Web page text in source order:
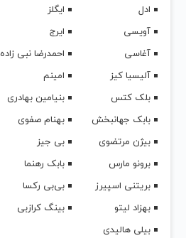
ادل
ایگلز
آویسی
ایرج
آغاسی
احمدرضا نبی زاده
آلیسیا کیز
امینم
بلک کتس
بنیامین بهادری
بابک جهانبخش
بهنام صفوی
بیژن مرتضوی
بی جیز
برونو مارس
بابک رهنما
بریتنی اسپیرز
بی‌بی رکسا
بهزاد لیتو
بینگ کرازبی
بیلی هالیدی